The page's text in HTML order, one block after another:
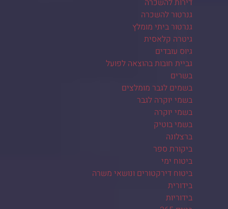
דירות להשכרה
גנרטור להשכרה
גנרטור ביתי מומלץ
גיטרה קלאסית
גיוס עובדים
גביית חובות בהוצאה לפועל
בשרים
בשמים לגבר מומלצים
בשמי יוקרה לגבר
בשמי יוקרה
בשמי בוטיק
ברצלונה
ביקורת ספר
ביטוח ימי
ביטוח דירקטורים ונושאי משרה
בידורית
בידוריות